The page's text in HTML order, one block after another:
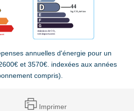
annuelles d'énergie pour un
et 3570€. indexées aux années
compris).
Imprimer